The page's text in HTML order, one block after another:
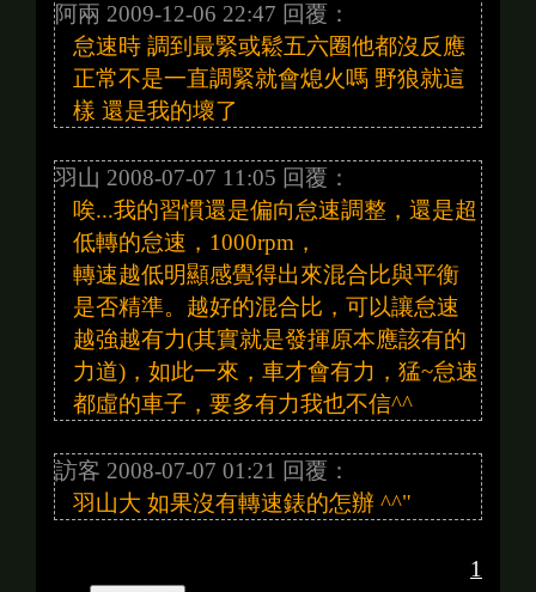
阿兩 2009-12-06 22:47 回覆：
怠速時 調到最緊或鬆五六圈他都沒反應
正常不是一直調緊就會熄火嗎 野狼就這
樣 還是我的壞了
羽山 2008-07-07 11:05 回覆：
唉...我的習慣還是偏向怠速調整，還是超
低轉的怠速，1000rpm，
轉速越低明顯感覺得出來混合比與平衡
是否精準。越好的混合比，可以讓怠速
越強越有力(其實就是發揮原本應該有的
力道)，如此一來，車才會有力，猛~怠速
都虛的車子，要多有力我也不信^^
訪客 2008-07-07 01:21 回覆：
羽山大 如果沒有轉速錶的怎辦 ^^"
1